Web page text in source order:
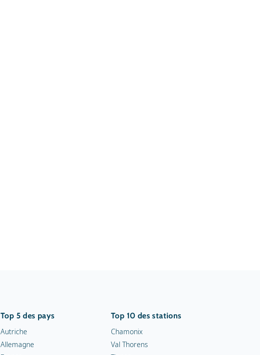
Top 5 des pays
Autriche
Allemagne
Top 10 des stations
Chamonix
Val Thorens